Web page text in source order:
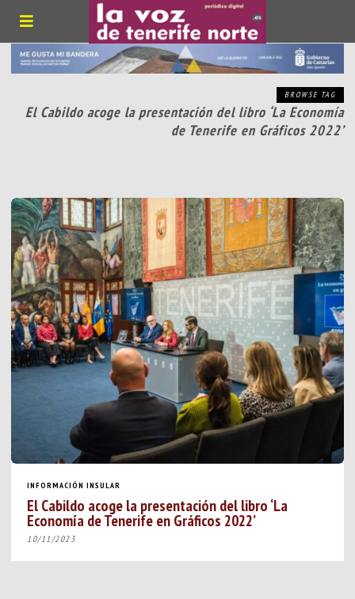
BROWSE TAG
El Cabildo acoge la presentación del libro ‘La Economía
de Tenerife en Gráficos 2022’
INFORMACIÓN INSULAR
El Cabildo acoge la presentación del libro ‘La
Economía de Tenerife en Gráficos 2022’
10/11/2023